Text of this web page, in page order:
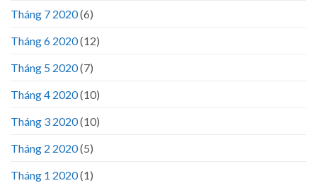
Tháng 7 2020(6)
Tháng 6 2020(12)
Tháng 5 2020(7)
Tháng 4 2020(10)
Tháng 3 2020(10)
Tháng 2 2020(5)
Tháng 1 2020(1)